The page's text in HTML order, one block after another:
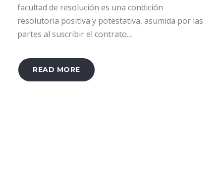
facultad de resolución es una condición
resolutoria positiva y potestativa, asumida por las
partes al suscribir el contrato....
READ MORE